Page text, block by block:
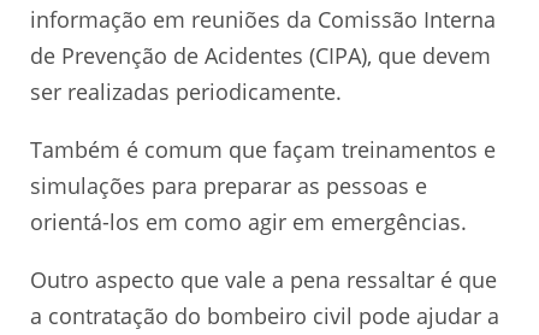
informação em reuniões da Comissão Interna
de Prevenção de Acidentes (CIPA), que devem
ser realizadas periodicamente.
Também é comum que façam treinamentos e
simulações para preparar as pessoas e
orientá-los em como agir em emergências.
Outro aspecto que vale a pena ressaltar é que
a contratação do bombeiro civil pode ajudar a